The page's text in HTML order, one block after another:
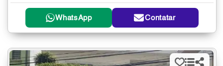
WhatsApp Contatar